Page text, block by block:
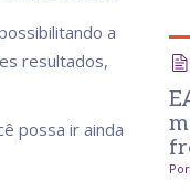
a
resultados,
possa ir ainda
Por